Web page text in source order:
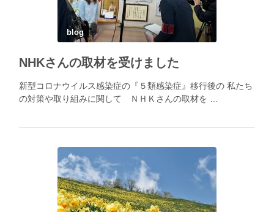
blog
NHKさんの取材を受けました
新型コロナウイルス感染症の『５類感染症』移行後の 私たち
の対策や取り組みに関して ＮＨＫさんの取材を …